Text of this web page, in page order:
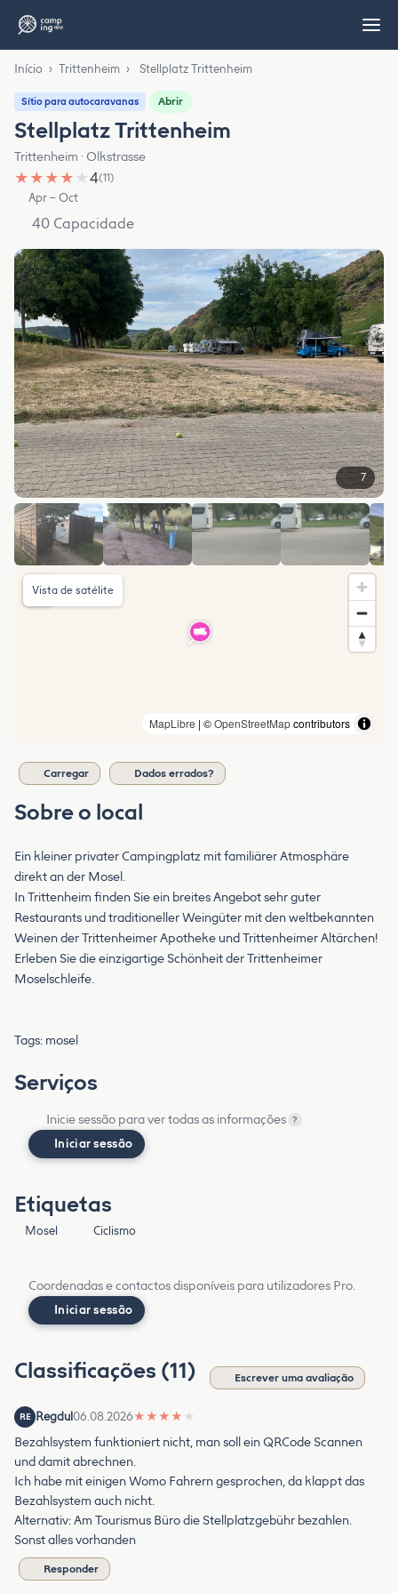
Início › Trittenheim › Stellplatz Trittenheim
Sítio para autocaravanas Abrir
Stellplatz Trittenheim
Trittenheim · Olkstrasse
★ ★ ★ ★ ★4(11)
Apr – Oct
40 Capacidade
7
MapLibre | ©OpenStreetMapcontributors
Vista de satélite
Carregar Dados errados?
Sobre o local
Ein kleiner privater Campingplatz mit familiärer Atmosphäre
direkt an der Mosel.
In Trittenheim finden Sie ein breites Angebot sehr guter
Restaurants und traditioneller Weingüter mit den weltbekannten
Weinen der Trittenheimer Apotheke und Trittenheimer Altärchen!
Erleben Sie die einzigartige Schönheit der Trittenheimer
Moselschleife.
Tags: mosel
Serviços
Inicie sessão para ver todas as informações ?
Iniciar sessão
Etiquetas
Mosel Ciclismo
Coordenadas e contactos disponíveis para utilizadores Pro.
Iniciar sessão
Classificações (11) Escrever uma avaliação
RE Regdul06.08.2026★ ★ ★ ★ ★
Bezahlsystem funktioniert nicht, man soll ein QRCode Scannen
und damit abrechnen.
Ich habe mit einigen Womo Fahrern gesprochen, da klappt das
Bezahlsystem auch nicht.
Alternativ: Am Tourismus Büro die Stellplatzgebühr bezahlen.
Sonst alles vorhanden
Responder